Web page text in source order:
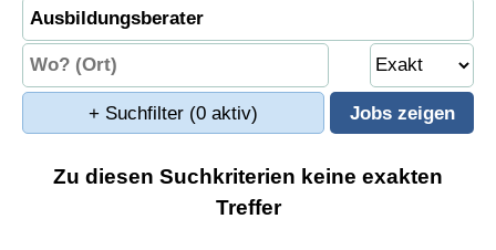
+ Suchfilter (0 aktiv)
Zu diesen Suchkriterien keine exakten
Treffer